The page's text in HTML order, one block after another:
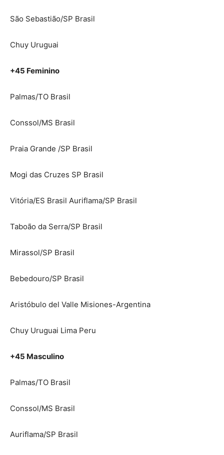
São Sebastião/SP Brasil
Chuy Uruguai
+45 Feminino
Palmas/TO Brasil
Conssol/MS Brasil
Praia Grande /SP Brasil
Mogi das Cruzes SP Brasil
Vitória/ES Brasil Auriflama/SP Brasil
Taboão da Serra/SP Brasil
Mirassol/SP Brasil
Bebedouro/SP Brasil
Aristóbulo del Valle Misiones-Argentina
Chuy Uruguai Lima Peru
+45 Masculino
Palmas/TO Brasil
Conssol/MS Brasil
Auriflama/SP Brasil